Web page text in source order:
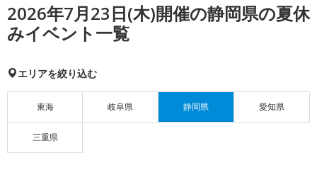
2026年7月23日(木)開催の静岡県の夏休
みイベント一覧
エリアを絞り込む
東海 岐阜県 静岡県 愛知県
三重県